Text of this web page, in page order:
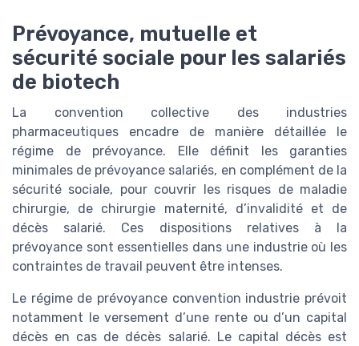
Prévoyance, mutuelle et
sécurité sociale pour les salariés
de biotech
La convention collective des industries
pharmaceutiques encadre de manière détaillée le
régime de prévoyance. Elle définit les garanties
minimales de prévoyance salariés, en complément de la
sécurité sociale, pour couvrir les risques de maladie
chirurgie, de chirurgie maternité, d’invalidité et de
décès salarié. Ces dispositions relatives à la
prévoyance sont essentielles dans une industrie où les
contraintes de travail peuvent être intenses.
Le régime de prévoyance convention industrie prévoit
notamment le versement d’une rente ou d’un capital
décès en cas de décès salarié. Le capital décès est